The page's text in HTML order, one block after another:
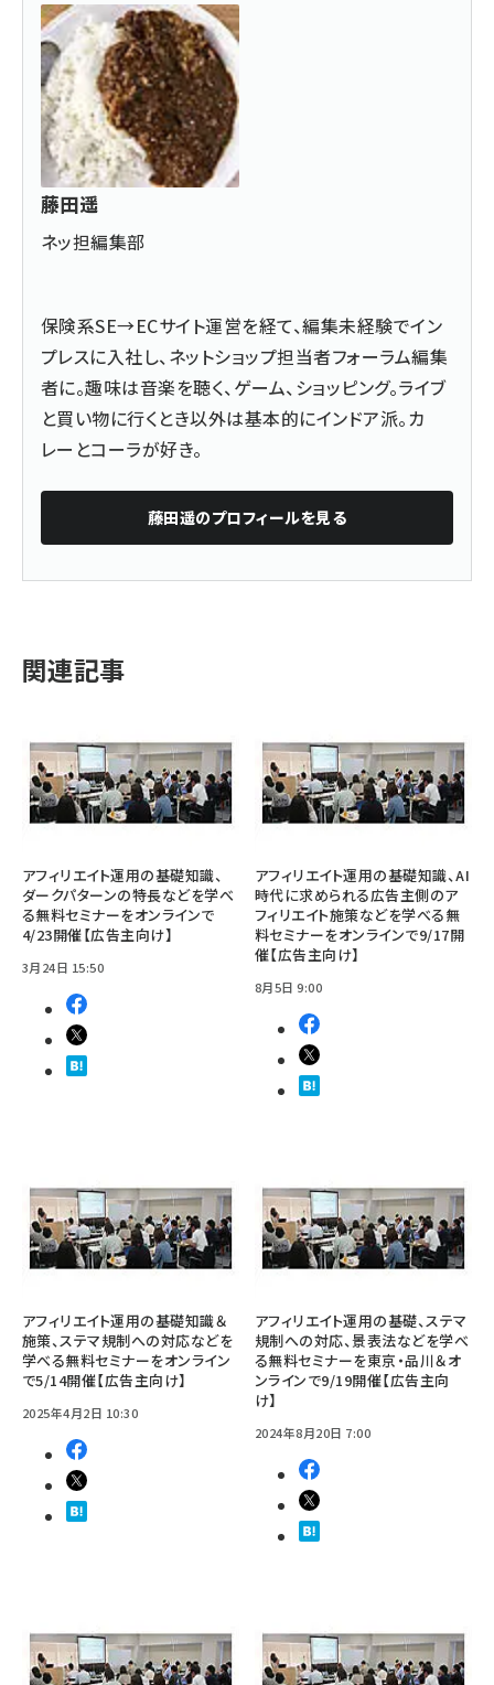
藤田遥
ネッ担編集部
保険系SE→ECサイト運営を経て、編集未経験でイン
プレスに入社し、ネットショップ担当者フォーラム編集
者に。趣味は音楽を聴く、ゲーム、ショッピング。ライブ
と買い物に行くとき以外は基本的にインドア派。カ
レーとコーラが好き。
藤田遥のプロフィールを見る
関連記事
アフィリエイト運用の基礎知識、
ダークパターンの特長などを学べ
る無料セミナーをオンラインで
4/23開催【広告主向け】
3月24日 15:50
アフィリエイト運用の基礎知識、AI
時代に求められる広告主側のア
フィリエイト施策などを学べる無
料セミナーをオンラインで9/17開
催【広告主向け】
8月5日 9:00
アフィリエイト運用の基礎知識＆
施策、ステマ規制への対応などを
学べる無料セミナーをオンライン
で5/14開催【広告主向け】
2025年4月2日 10:30
アフィリエイト運用の基礎、ステマ
規制への対応、景表法などを学べ
る無料セミナーを東京・品川＆オ
ンラインで9/19開催【広告主向
け】
2024年8月20日 7:00